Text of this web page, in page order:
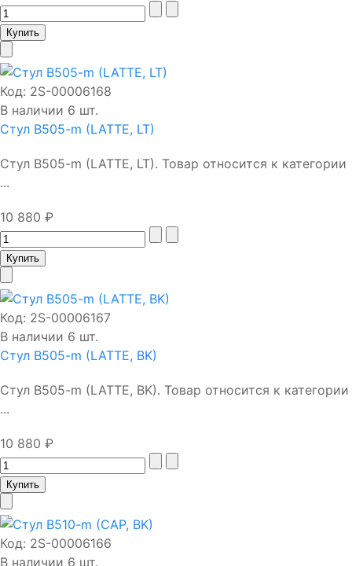
Код: 2S-00006168
В наличии 6 шт.
Стул B505-m (LATTE, LT)
Стул B505-m (LATTE, LT). Товар относится к категории
...
10 880 ₽
Код: 2S-00006167
В наличии 6 шт.
Стул B505-m (LATTE, BK)
Стул B505-m (LATTE, BK). Товар относится к категории
...
10 880 ₽
Код: 2S-00006166
В наличии 6 шт.